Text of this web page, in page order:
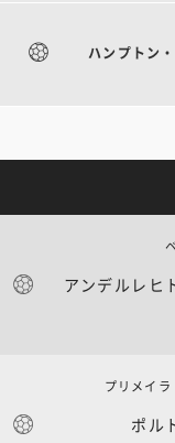
アンデルレヒ
ポル
プリメイ